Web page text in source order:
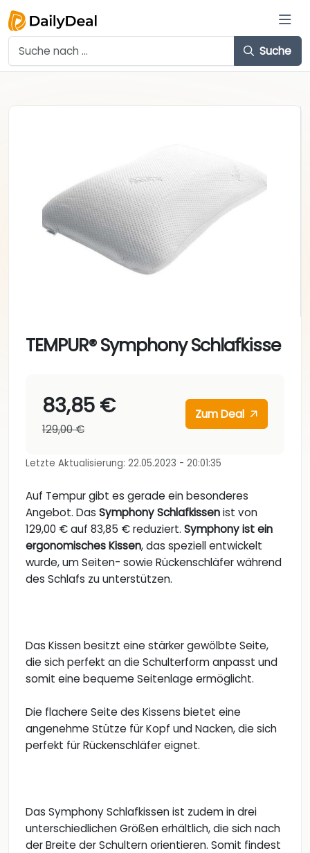
Suche
TEMPUR® Symphony Schlafkisse
83,85 €
129,00 €
Zum Deal
Letzte Aktualisierung: 22.05.2023 - 20:01:35
Auf Tempur gibt es gerade ein besonderes
Angebot. Das Symphony Schlafkissenist von
129,00 € auf 83,85 € reduziert. Symphony ist ein
ergonomisches Kissen, das speziell entwickelt
wurde, um Seiten- sowie Rückenschläfer während
des Schlafs zu unterstützen.
Das Kissen besitzt eine stärker gewölbte Seite,
die sich perfekt an die Schulterform anpasst und
somit eine bequeme Seitenlage ermöglicht.
Die flachere Seite des Kissens bietet eine
angenehme Stütze für Kopf und Nacken, die sich
perfekt für Rückenschläfer eignet.
Das Symphony Schlafkissen ist zudem in drei
unterschiedlichen Größen erhältlich, die sich nach
der Breite der Schultern orientieren. Somit findest